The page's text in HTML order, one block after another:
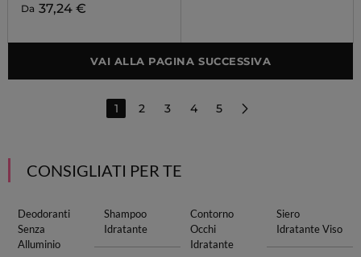
Da 37,24 €
VAI ALLA PAGINA SUCCESSIVA
1 2 3 4 5
CONSIGLIATI PER TE
Deodoranti
Senza
Alluminio
Shampoo
Idratante
Contorno
Occhi
Idratante
Siero
Idratante Viso